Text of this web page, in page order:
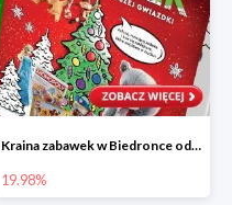
Kraina zabawek w Biedronce od 19,99 zł
19.98%